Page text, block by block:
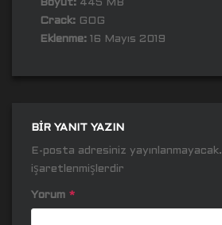
Boyut: 445 MB
Crack: GOG
Eklenme: 16 Mayıs 2019
BIR YANIT YAZIN
E-posta adresiniz yayınlanmayacak.
işaretlenmişlerdir
Yorum *